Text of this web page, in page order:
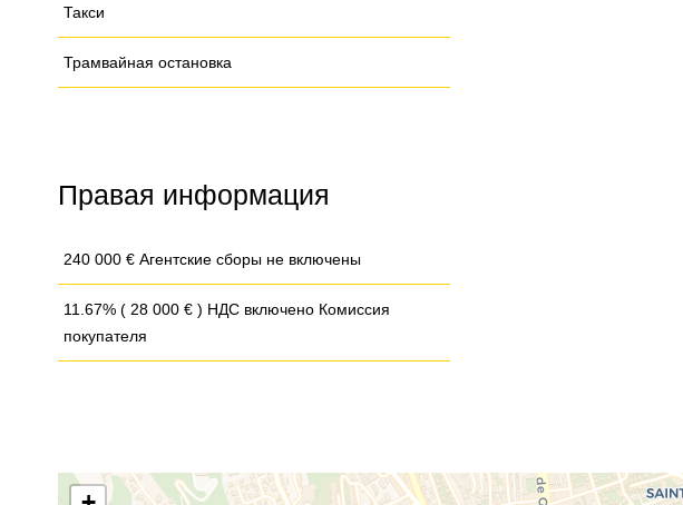
Такси
Трамвайная остановка
Правая информация
240 000 € Агентские сборы не включены
11.67% ( 28 000 € ) НДС включено Комиссия
покупателя